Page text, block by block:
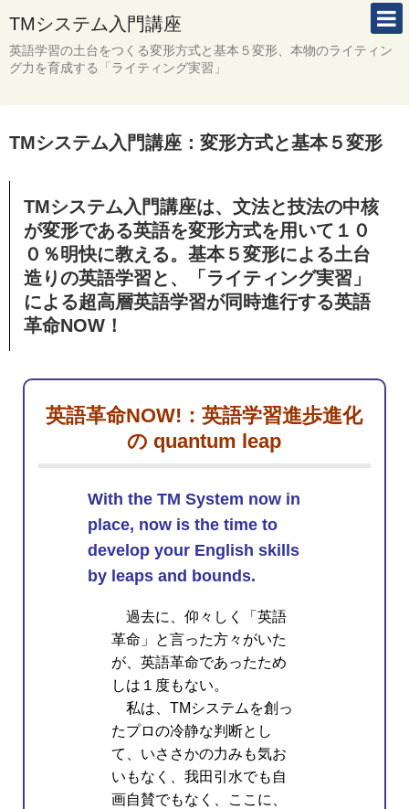
TMシステム入門講座
英語学習の土台をつくる変形方式と基本５変形、本物のライティン
グ力を育成する「ライティング実習」
TMシステム入門講座：変形方式と基本５変形
TMシステム入門講座は、文法と技法の中核
が変形である英語を変形方式を用いて１０
０％明快に教える。基本５変形による土台
造りの英語学習と、「ライティング実習」
による超高層英語学習が同時進行する英語
革命NOW！
英語革命NOW!：英語学習進歩進化
の quantum leap
With the TM System now in
place, now is the time to
develop your English skills
by leaps and bounds.
過去に、仰々しく「英語
革命」と言った方々がいた
が、英語革命であったため
しは１度もない。
私は、TMシステムを創っ
たプロの冷静な判断とし
て、いささかの力みも気お
いもなく、我田引水でも自
画自賛でもなく、ここに、